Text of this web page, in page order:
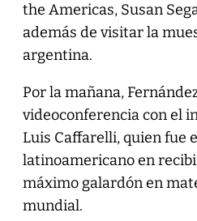
the Americas, Susan
además de visitar la
argentina.
Por la mañana,
videoconferencia con el
Luis Caffarelli, quien fue
latinoamericano en
máximo galardón en
mundial.